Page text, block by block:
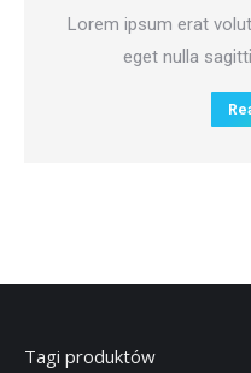
Lorem ipsum erat
eget nulla
Tagi produktów